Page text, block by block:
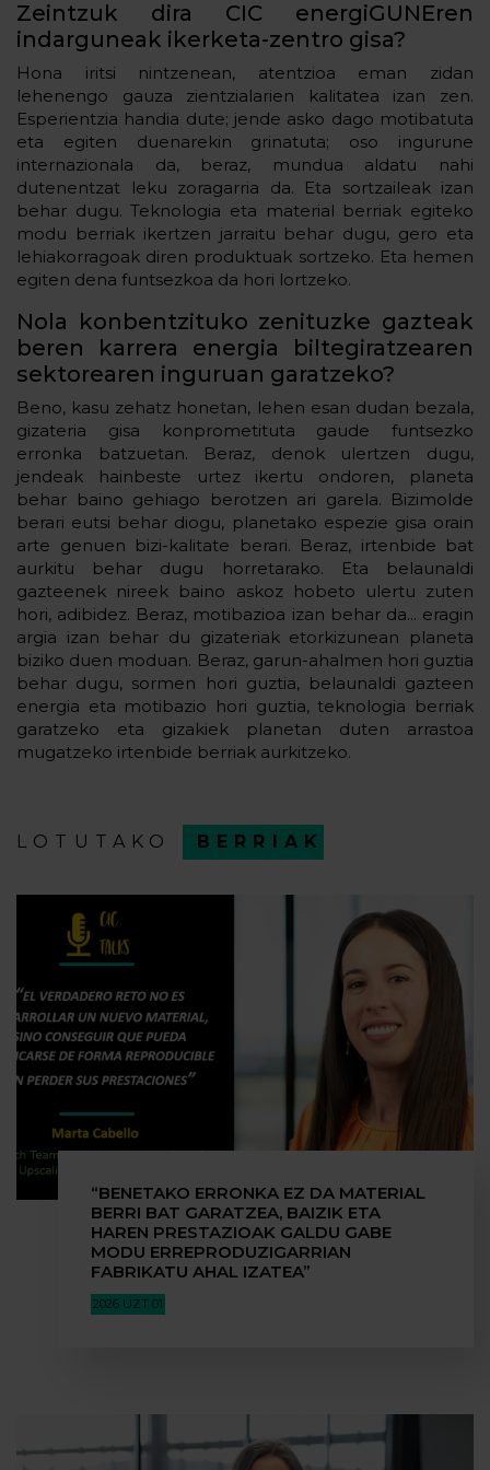
Zeintzuk dira CIC energiGUNEren
indarguneak ikerketa-zentro gisa?
Hona iritsi nintzenean, atentzioa eman zidan
lehenengo gauza zientzialarien kalitatea izan zen.
Esperientzia handia dute; jende asko dago motibatuta
eta egiten duenarekin grinatuta; oso ingurune
internazionala da, beraz, mundua aldatu nahi
dutenentzat leku zoragarria da. Eta sortzaileak izan
behar dugu. Teknologia eta material berriak egiteko
modu berriak ikertzen jarraitu behar dugu, gero eta
lehiakorragoak diren produktuak sortzeko. Eta hemen
egiten dena funtsezkoa da hori lortzeko.
Nola konbentzituko zenituzke gazteak
beren karrera energia biltegiratzearen
sektorearen inguruan garatzeko?
Beno, kasu zehatz honetan, lehen esan dudan bezala,
gizateria gisa konprometituta gaude funtsezko
erronka batzuetan. Beraz, denok ulertzen dugu,
jendeak hainbeste urtez ikertu ondoren, planeta
behar baino gehiago berotzen ari garela. Bizimolde
berari eutsi behar diogu, planetako espezie gisa orain
arte genuen bizi-kalitate berari. Beraz, irtenbide bat
aurkitu behar dugu horretarako. Eta belaunaldi
gazteenek nireek baino askoz hobeto ulertu zuten
hori, adibidez. Beraz, motibazioa izan behar da... eragin
argia izan behar du gizateriak etorkizunean planeta
biziko duen moduan. Beraz, garun-ahalmen hori guztia
behar dugu, sormen hori guztia, belaunaldi gazteen
energia eta motibazio hori guztia, teknologia berriak
garatzeko eta gizakiek planetan duten arrastoa
mugatzeko irtenbide berriak aurkitzeko.
LOTUTAKO BERRIAK
“BENETAKO ERRONKA EZ DA MATERIAL
BERRI BAT GARATZEA, BAIZIK ETA
HAREN PRESTAZIOAK GALDU GABE
MODU ERREPRODUZIGARRIAN
FABRIKATU AHAL IZATEA”
2026 UZT 01